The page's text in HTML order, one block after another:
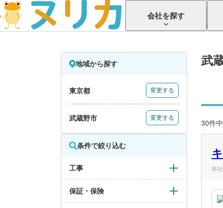
会社を探す
地域から探す
東京都 変更する
武蔵野市 変更する
条件で絞り込む
工事
保証・保険
武
30件
本